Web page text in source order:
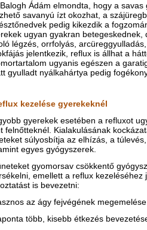
Ádám elmondta, hogy a
savanyú ízt okozhat, a
pedig kikezdik a
ugyan gyakran betegeskednek,
légzés, orrfolyás,
jelentkezik, reflux is állhat a
ugyanis egészen a
gyulladt nyálkahártya pedig
kezelése gyerekeknél
gyerekek esetében a refluxot
felnőtteknél. Kialakulásának
súlyosbítja az elhízás, a
egyes gyógyszerek.
gyomorsav csökkentő
emellett a reflux
is bevezetni:
az ágy fejvégének
több, kisebb étkezés